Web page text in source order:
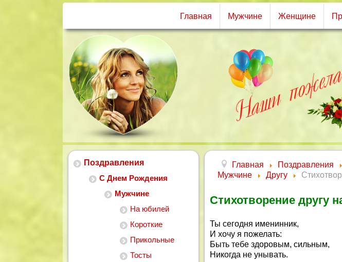
Главная Мужчине Женщине
Поздравления
С Днем Рождения
Мужчине
На юбилей
Короткие
Прикольные
Тосты
Главная Поздравления
Мужчине
Другу
Стихотворение другу
Ты сегодня именинник,
И хочу я пожелать:
Быть тебе здоровым, сильным,
Никогда не унывать.